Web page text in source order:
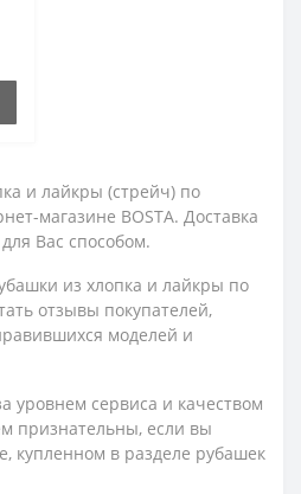
и лайкры (стрейч) по
магазине BOSTA. Доставка
Вас способом.
из хлопка и лайкры по
отзывы покупателей,
моделей и
уровнем сервиса и качеством
признательны, если вы
купленном в разделе рубашек